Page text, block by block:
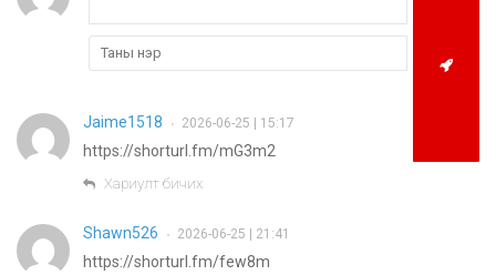
Jaime1518 • 2026-06-25 | 15:17
https://shorturl.fm/mG3m2
Хариулт бичих
Shawn526 • 2026-06-25 | 21:41
https://shorturl.fm/few8m